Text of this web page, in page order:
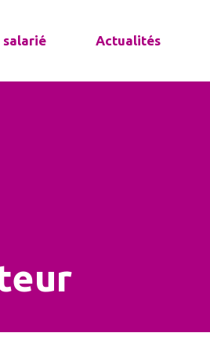
salarié Actualités